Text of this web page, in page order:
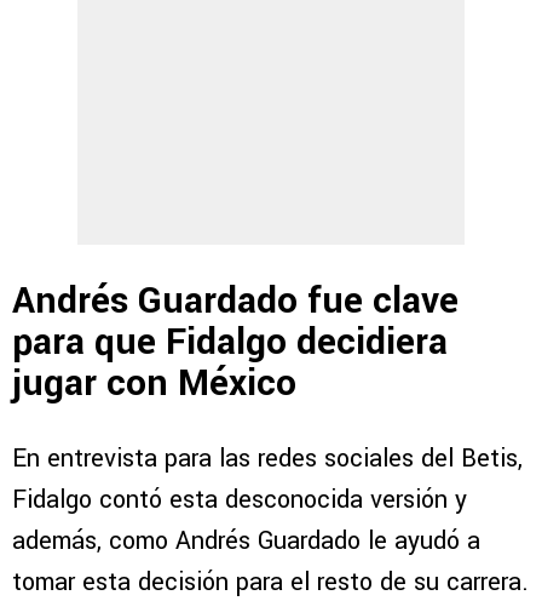
Andrés Guardado fue clave
para que Fidalgo decidiera
jugar con México
En entrevista para las redes sociales del Betis,
Fidalgo contó esta desconocida versión y
además, como Andrés Guardado le ayudó a
tomar esta decisión para el resto de su carrera.